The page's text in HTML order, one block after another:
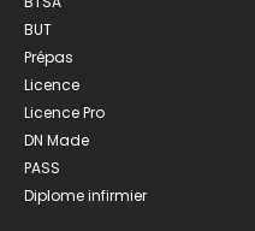
BUT
Prépas
Licence
Licence Pro
DN Made
PASS
Diplome infirmier